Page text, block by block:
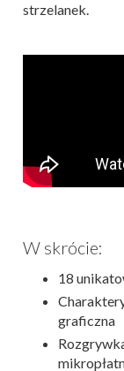
strzelanek.
W skrócie:
18
graficzna